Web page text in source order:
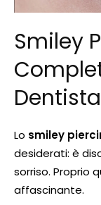
Smiley
Lo smiley
desiderati: è
sorriso. Proprio
affascinante.